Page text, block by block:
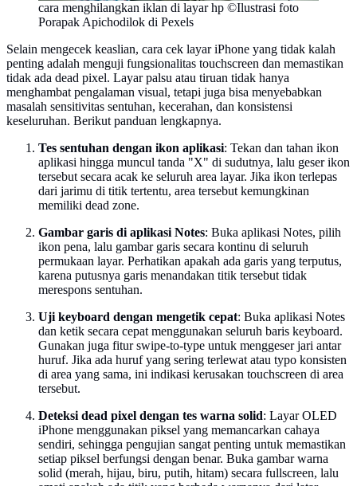
cara menghilangkan iklan di layar hp ©Ilustrasi foto
Porapak Apichodilok di Pexels
Selain mengecek keaslian, cara cek layar iPhone yang tidak kalah
penting adalah menguji fungsionalitas touchscreen dan memastikan
tidak ada dead pixel. Layar palsu atau tiruan tidak hanya
menghambat pengalaman visual, tetapi juga bisa menyebabkan
masalah sensitivitas sentuhan, kecerahan, dan konsistensi
keseluruhan. Berikut panduan lengkapnya.
Tes sentuhan dengan ikon aplikasi: Tekan dan tahan ikon
aplikasi hingga muncul tanda "X" di sudutnya, lalu geser ikon
tersebut secara acak ke seluruh area layar. Jika ikon terlepas
dari jarimu di titik tertentu, area tersebut kemungkinan
memiliki dead zone.
Gambar garis di aplikasi Notes: Buka aplikasi Notes, pilih
ikon pena, lalu gambar garis secara kontinu di seluruh
permukaan layar. Perhatikan apakah ada garis yang terputus,
karena putusnya garis menandakan titik tersebut tidak
merespons sentuhan.
Uji keyboard dengan mengetik cepat: Buka aplikasi Notes
dan ketik secara cepat menggunakan seluruh baris keyboard.
Gunakan juga fitur swipe-to-type untuk menggeser jari antar
huruf. Jika ada huruf yang sering terlewat atau typo konsisten
di area yang sama, ini indikasi kerusakan touchscreen di area
tersebut.
Deteksi dead pixel dengan tes warna solid: Layar OLED
iPhone menggunakan piksel yang memancarkan cahaya
sendiri, sehingga pengujian sangat penting untuk memastikan
setiap piksel berfungsi dengan benar. Buka gambar warna
solid (merah, hijau, biru, putih, hitam) secara fullscreen, lalu